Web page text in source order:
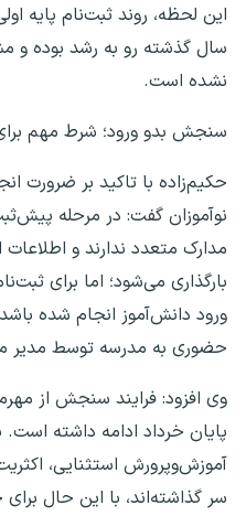
این لحظه، روند ثبت‌نام پایه
سال گذشته رو به رشد بوده و
نشده است.
سنجش بدو ورود؛ شرط مهم
حکیم‌زاده با تاکید بر ضرورت
نوآموزان گفت: در مرحله
مدارک متعدد ندارند و
بارگذاری می‌شود؛ اما برای
ورود دانش‌آموز انجام شده
حضوری به مدرسه توسط مدیر
وی افزود: فرایند سنجش از
پایان خرداد ادامه داشته
آموزش‌وپرورش استثنایی،
سر گذاشته‌اند، با این حال